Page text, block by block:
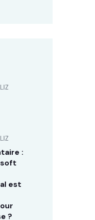
:
est
?